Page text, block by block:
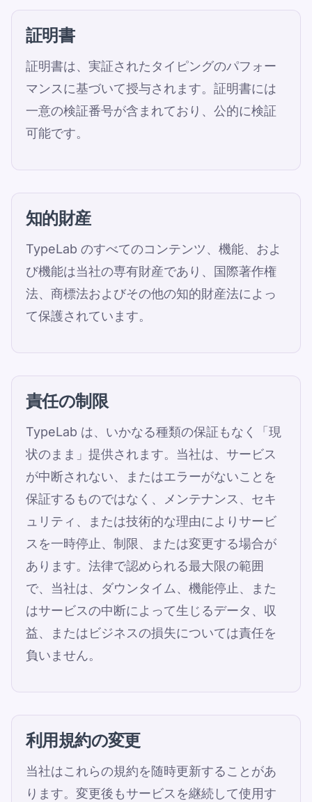
証明書
証明書は、実証されたタイピングのパフォー
マンスに基づいて授与されます。証明書には
一意の検証番号が含まれており、公的に検証
可能です。
知的財産
TypeLab のすべてのコンテンツ、機能、およ
び機能は当社の専有財産であり、国際著作権
法、商標法およびその他の知的財産法によっ
て保護されています。
責任の制限
TypeLab は、いかなる種類の保証もなく「現
状のまま」提供されます。当社は、サービス
が中断されない、またはエラーがないことを
保証するものではなく、メンテナンス、セキ
ュリティ、または技術的な理由によりサービ
スを一時停止、制限、または変更する場合が
あります。法律で認められる最大限の範囲
で、当社は、ダウンタイム、機能停止、また
はサービスの中断によって生じるデータ、収
益、またはビジネスの損失については責任を
負いません。
利用規約の変更
当社はこれらの規約を随時更新することがあ
ります。変更後もサービスを継続して使用す